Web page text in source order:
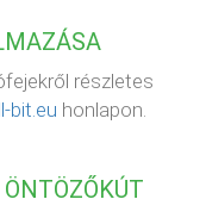
részletes
bit.eu honlapon.